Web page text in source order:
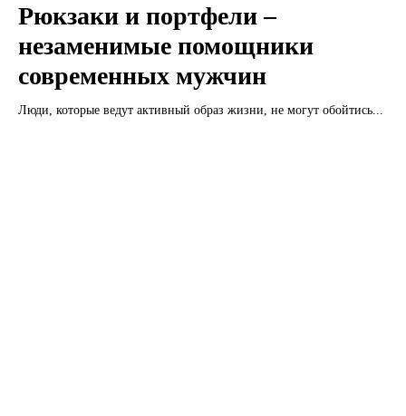
Рюкзаки и портфели –
незаменимые помощники
современных мужчин
Люди, которые ведут активный образ жизни, не могут обойтись...